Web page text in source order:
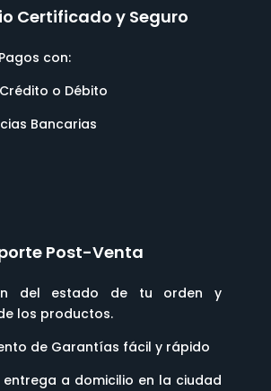
Certificado y Seguro
con:
o Débito
Bancarias
Post-Venta
del estado de tu orden y
los productos.
de Garantías fácil y rápido
entrega a domicilio en la ciudad